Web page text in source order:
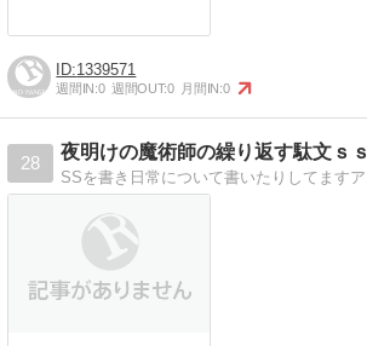
1339571
週間IN:0 週間OUT:0 月間IN:0
28
夜明けの魔術師の繰り返す駄文ｓｓ